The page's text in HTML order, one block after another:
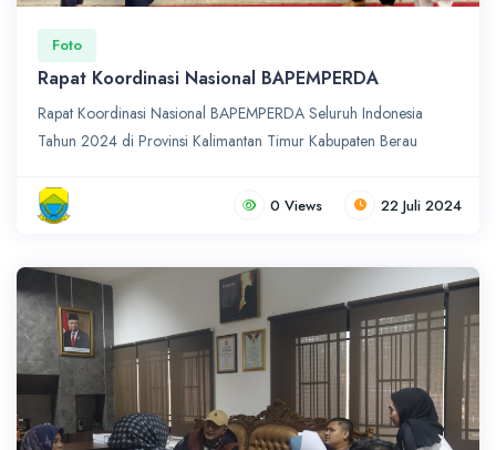
Foto
Rapat Koordinasi Nasional BAPEMPERDA
Rapat Koordinasi Nasional BAPEMPERDA Seluruh Indonesia
Tahun 2024 di Provinsi Kalimantan Timur Kabupaten Berau
0 Views 22 Juli 2024